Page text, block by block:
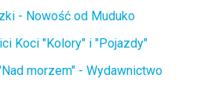
- Nowość od Muduko
Koci "Kolory" i "Pojazdy"
morzem" - Wydawnictwo